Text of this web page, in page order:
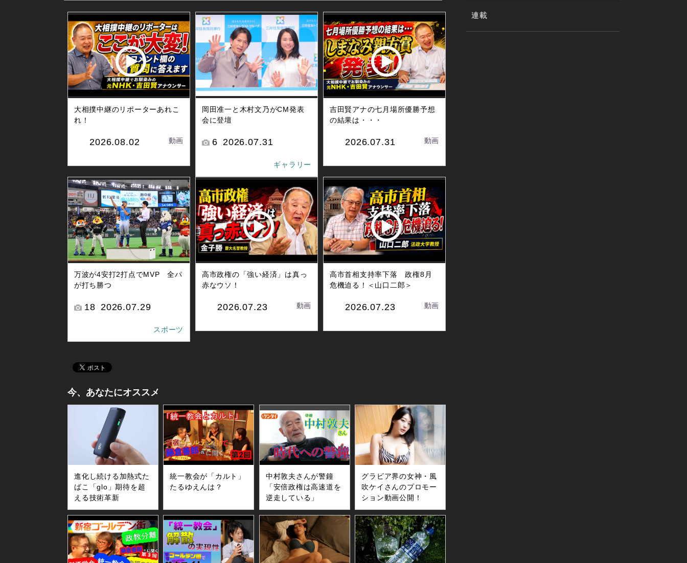
大相撲中継のリポーターあれこ
れ！
2026.08.02 動画
岡田准一と木村文乃がCM発表
会に登壇
6 2026.07.31
ギャラリー
吉田賢アナの七月場所優勝予想
の結果は・・・
2026.07.31 動画
万波が4安打2打点でMVP 全パ
が打ち勝つ
18 2026.07.29
スポーツ
高市政権の「強い経済」は真っ
赤なウソ！
2026.07.23 動画
高市首相支持率下落 政権8月
危機迫る！＜山口二郎＞
2026.07.23 動画
今、あなたにオススメ
進化し続ける加熱式た
ばこ「glo」期待を超
える技術革新
統一教会が「カルト」
たるゆえんは？
中村敦夫さんが警鐘
「安倍政権は高速道を
逆走している」
グラビア界の女神・風
吹ケイさんのプロモー
ション動画公開！
連載